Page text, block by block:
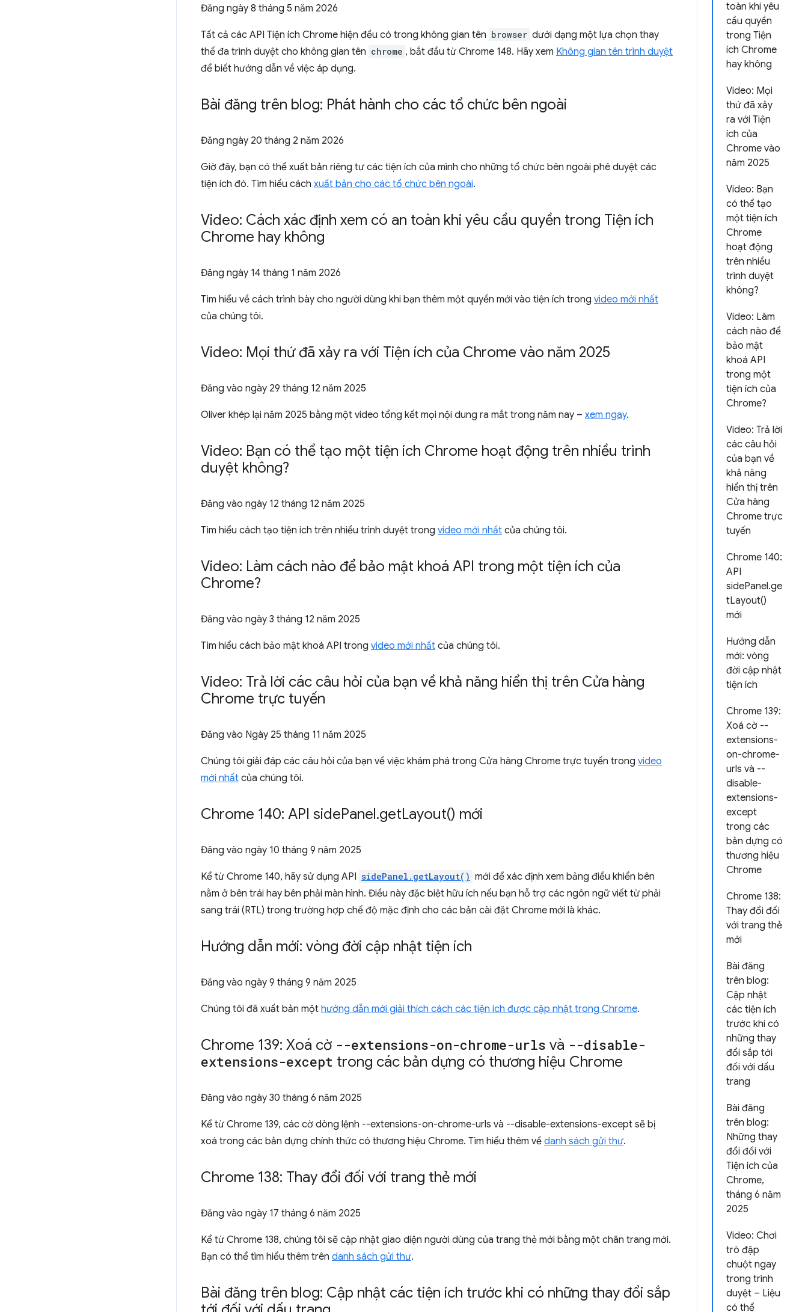
toàn khi yêu
cầu quyền
trong Tiện
ích Chrome
hay không
Video: Mọi
thứ đã xảy
ra với Tiện
ích của
Chrome vào
năm 2025
Video: Bạn
có thể tạo
một tiện ích
Chrome
hoạt động
trên nhiều
trình duyệt
không?
Video: Làm
cách nào để
bảo mật
khoá API
trong một
tiện ích của
Chrome?
Video: Trả lời
các câu hỏi
của bạn về
khả năng
hiển thị trên
Cửa hàng
Chrome trực
tuyến
Chrome 140:
API
sidePanel.ge
tLayout()
mới
Hướng dẫn
mới: vòng
đời cập nhật
tiện ích
Chrome 139:
Xoá cờ --
extensions-
on-chrome-
urls và --
disable-
extensions-
except
trong các
bản dựng có
thương hiệu
Chrome
Chrome 138:
Thay đổi đối
với trang thẻ
mới
Bài đăng
trên blog:
Cập nhật
các tiện ích
trước khi có
những thay
đổi sắp tới
đối với dấu
trang
Bài đăng
trên blog:
Những thay
đổi đối với
Tiện ích của
Chrome,
tháng 6 năm
2025
Video: Chơi
trò đập
chuột ngay
trong trình
duyệt – Liệu
có thể
Đăng ngày 8 tháng 5 năm 2026
Tất cả các API Tiện ích Chrome hiện đều có trong không gian tên browser dưới dạng một lựa chọn thay
thế đa trình duyệt cho không gian tên chrome , bắt đầu từ Chrome 148. Hãy xem Không gian tên trình duyệt
để biết hướng dẫn về việc áp dụng.
Bài đăng trên blog: Phát hành cho các tổ chức bên ngoài
Đăng ngày 20 tháng 2 năm 2026
Giờ đây, bạn có thể xuất bản riêng tư các tiện ích của mình cho những tổ chức bên ngoài phê duyệt các
tiện ích đó. Tìm hiểu cách xuất bản cho các tổ chức bên ngoài.
Video: Cách xác định xem có an toàn khi yêu cầu quyền trong Tiện ích
Chrome hay không
Đăng ngày 14 tháng 1 năm 2026
Tìm hiểu về cách trình bày cho người dùng khi bạn thêm một quyền mới vào tiện ích trong video mới nhất
của chúng tôi.
Video: Mọi thứ đã xảy ra với Tiện ích của Chrome vào năm 2025
Đăng vào ngày 29 tháng 12 năm 2025
Oliver khép lại năm 2025 bằng một video tổng kết mọi nội dung ra mắt trong năm nay – xem ngay.
Video: Bạn có thể tạo một tiện ích Chrome hoạt động trên nhiều trình
duyệt không?
Đăng vào ngày 12 tháng 12 năm 2025
Tìm hiểu cách tạo tiện ích trên nhiều trình duyệt trong video mới nhất của chúng tôi.
Video: Làm cách nào để bảo mật khoá API trong một tiện ích của
Chrome?
Đăng vào ngày 3 tháng 12 năm 2025
Tìm hiểu cách bảo mật khoá API trong video mới nhất của chúng tôi.
Video: Trả lời các câu hỏi của bạn về khả năng hiển thị trên Cửa hàng
Chrome trực tuyến
Đăng vào Ngày 25 tháng 11 năm 2025
Chúng tôi giải đáp các câu hỏi của bạn về việc khám phá trong Cửa hàng Chrome trực tuyến trong video
mới nhất của chúng tôi.
Chrome 140: API sidePanel.getLayout() mới
Đăng vào ngày 10 tháng 9 năm 2025
Kể từ Chrome 140, hãy sử dụng API sidePanel.getLayout() mới để xác định xem bảng điều khiển bên
nằm ở bên trái hay bên phải màn hình. Điều này đặc biệt hữu ích nếu bạn hỗ trợ các ngôn ngữ viết từ phải
sang trái (RTL) trong trường hợp chế độ mặc định cho các bản cài đặt Chrome mới là khác.
Hướng dẫn mới: vòng đời cập nhật tiện ích
Đăng vào ngày 9 tháng 9 năm 2025
Chúng tôi đã xuất bản một hướng dẫn mới giải thích cách các tiện ích được cập nhật trong Chrome.
Chrome 139: Xoá cờ --extensions-on-chrome-urls và --disable-
extensions-except trong các bản dựng có thương hiệu Chrome
Đăng vào ngày 30 tháng 6 năm 2025
Kể từ Chrome 139, các cờ dòng lệnh --extensions-on-chrome-urls và --disable-extensions-except sẽ bị
xoá trong các bản dựng chính thức có thương hiệu Chrome. Tìm hiểu thêm về danh sách gửi thư.
Chrome 138: Thay đổi đối với trang thẻ mới
Đăng vào ngày 17 tháng 6 năm 2025
Kể từ Chrome 138, chúng tôi sẽ cập nhật giao diện người dùng của trang thẻ mới bằng một chân trang mới.
Bạn có thể tìm hiểu thêm trên danh sách gửi thư.
Bài đăng trên blog: Cập nhật các tiện ích trước khi có những thay đổi sắp